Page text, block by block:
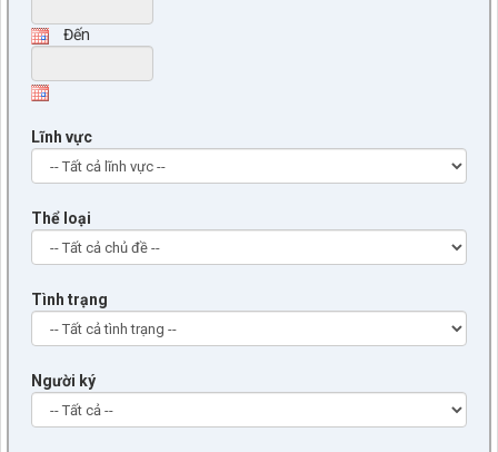
Đến
Lĩnh vực
Thể loại
Tình trạng
Người ký